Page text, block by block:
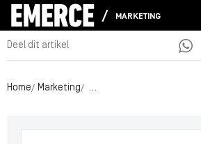
MARKETING
Deel dit artikel
Home Marketing AI-generator brengt